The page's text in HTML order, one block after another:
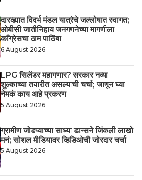
दारव्ह्यात विदर्भ मंडल यात्रेचे जल्लोषात स्वागत;
ओबीसी जातीनिहाय जनगणनेच्या मागणीला
काँग्रेसचा ठाम पाठिंबा
6 August 2026
LPG सिलेंडर महागणार? सरकार नव्या
शुल्काच्या तयारीत असल्याची चर्चा; जाणून घ्या
नेमकं काय आहे प्रकरण
5 August 2026
ग्रामीण जोडप्याच्या साध्या डान्सने जिंकली लाखो
मनं; सोशल मीडियावर व्हिडिओची जोरदार चर्चा
5 August 2026